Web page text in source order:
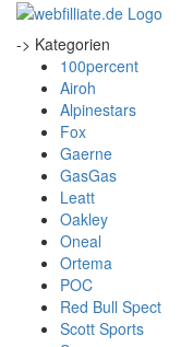
-> Kategorien
100percent
Airoh
Alpinestars
Fox
Gaerne
GasGas
Leatt
Oakley
Oneal
Ortema
POC
Red Bull Spect
Scott Sports